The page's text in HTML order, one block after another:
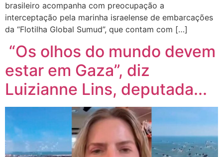
brasileiro acompanha com preocupação a
interceptação pela marinha israelense de embarcações
da “Flotilha Global Sumud”, que contam com […]
“Os olhos do mundo devem
estar em Gaza”, diz
Luizianne Lins, deputada...